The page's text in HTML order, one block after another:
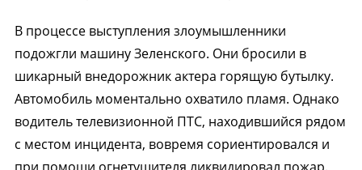
В процессе выступления злоумышленники
подожгли машину Зеленского. Они бросили в
шикарный внедорожник актера горящую бутылку.
Автомобиль моментально охватило пламя. Однако
водитель телевизионной ПТС, находившийся рядом
с местом инцидента, вовремя сориентировался и